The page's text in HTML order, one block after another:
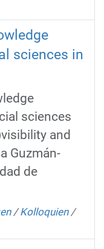
sciences in
sciences
and
Guzmán-
de
/Kolloquien /